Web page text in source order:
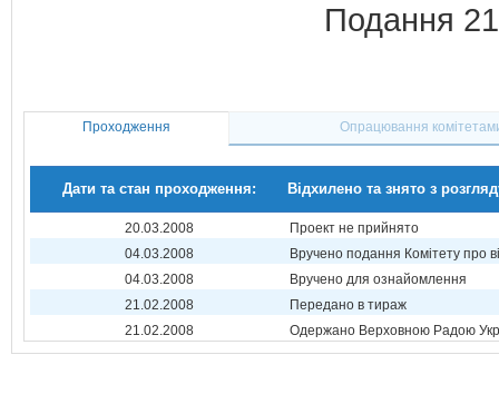
Подання
Проходження Опрацювання
Дати та стан проходження: Відхилено та знято з
20.03.2008
Проект не прийнято
04.03.2008
Вручено подання Комітету про
04.03.2008
Вручено для ознайомлення
21.02.2008
Передано в тираж
21.02.2008
Одержано Верховною Радою